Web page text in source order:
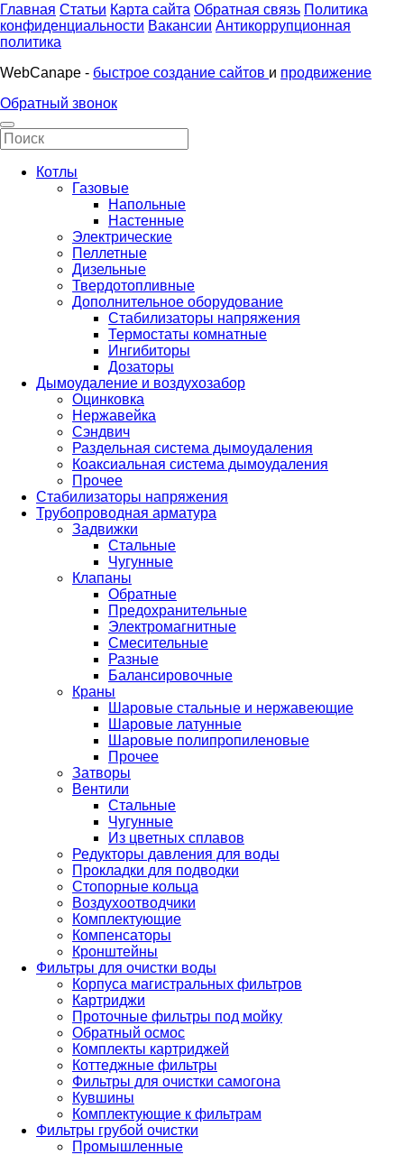
Главная Статьи Карта сайта Обратная связь Политика
конфиденциальности Вакансии Антикоррупционная
политика
WebCanape - быстрое создание сайтов и продвижение
Обратный звонок
Котлы
Газовые
Напольные
Настенные
Электрические
Пеллетные
Дизельные
Твердотопливные
Дополнительное оборудование
Стабилизаторы напряжения
Термостаты комнатные
Ингибиторы
Дозаторы
Дымоудаление и воздухозабор
Оцинковка
Нержавейка
Сэндвич
Раздельная система дымоудаления
Коаксиальная система дымоудаления
Прочее
Стабилизаторы напряжения
Трубопроводная арматура
Задвижки
Стальные
Чугунные
Клапаны
Обратные
Предохранительные
Электромагнитные
Смесительные
Разные
Балансировочные
Краны
Шаровые стальные и нержавеющие
Шаровые латунные
Шаровые полипропиленовые
Прочее
Затворы
Вентили
Стальные
Чугунные
Из цветных сплавов
Редукторы давления для воды
Прокладки для подводки
Стопорные кольца
Воздухоотводчики
Комплектующие
Компенсаторы
Кронштейны
Фильтры для очистки воды
Корпуса магистральных фильтров
Картриджи
Проточные фильтры под мойку
Обратный осмос
Комплекты картриджей
Коттеджные фильтры
Фильтры для очистки самогона
Кувшины
Комплектующие к фильтрам
Фильтры грубой очистки
Промышленные